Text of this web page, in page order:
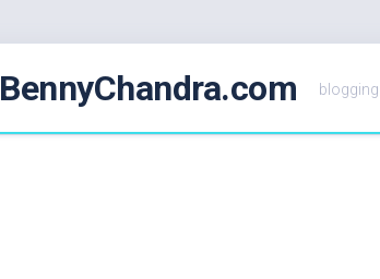
BennyChandra.com